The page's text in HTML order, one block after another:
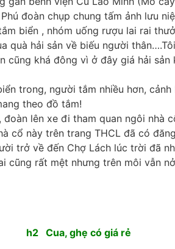
đoàn chụp chung tấm ảnh lưu
biển , nhóm uống rượu lai rai
quà hải sản về biếu người
cũng khá đông vì ở đây giá hải
trong, người tắm nhiều hơn,
theo đồ tắm!
đoàn lên xe đi tham quan ngôi nhà
cổ này trên trang THCL đã có
trở về đến Chợ Lách lúc trời đã
cũng rất mệt nhưng trên môi vẫn
ghẹ có giá rẻ